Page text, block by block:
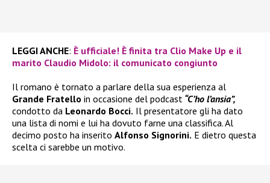
LEGGI ANCHE: È ufficiale! È finita tra Clio Make Up e il
marito Claudio Midolo: il comunicato congiunto
Il romano è tornato a parlare della sua esperienza al
Grande Fratello in occasione del podcast “C’ho l’ansia”,
condotto da Leonardo Bocci. Il presentatore gli ha dato
una lista di nomi e lui ha dovuto farne una classifica. Al
decimo posto ha inserito Alfonso Signorini. E dietro questa
scelta ci sarebbe un motivo.